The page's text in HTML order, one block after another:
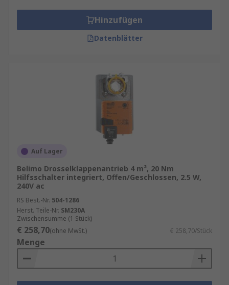
Hinzufügen
Datenblätter
Auf Lager
Belimo Drosselklappenantrieb 4 m², 20 Nm
Hilfsschalter integriert, Offen/Geschlossen, 2.5 W,
240V ac
RS Best.-Nr. 504-1286
Herst. Teile-Nr. SM230A
Zwischensumme (1 Stück)
€ 258,70(ohne MwSt.) € 258,70/Stück
Menge